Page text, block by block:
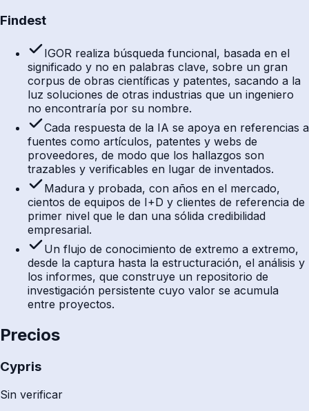
Findest
IGOR realiza búsqueda funcional, basada en el
significado y no en palabras clave, sobre un gran
corpus de obras científicas y patentes, sacando a la
luz soluciones de otras industrias que un ingeniero
no encontraría por su nombre.
Cada respuesta de la IA se apoya en referencias a
fuentes como artículos, patentes y webs de
proveedores, de modo que los hallazgos son
trazables y verificables en lugar de inventados.
Madura y probada, con años en el mercado,
cientos de equipos de I+D y clientes de referencia de
primer nivel que le dan una sólida credibilidad
empresarial.
Un flujo de conocimiento de extremo a extremo,
desde la captura hasta la estructuración, el análisis y
los informes, que construye un repositorio de
investigación persistente cuyo valor se acumula
entre proyectos.
Precios
Cypris
Sin verificar